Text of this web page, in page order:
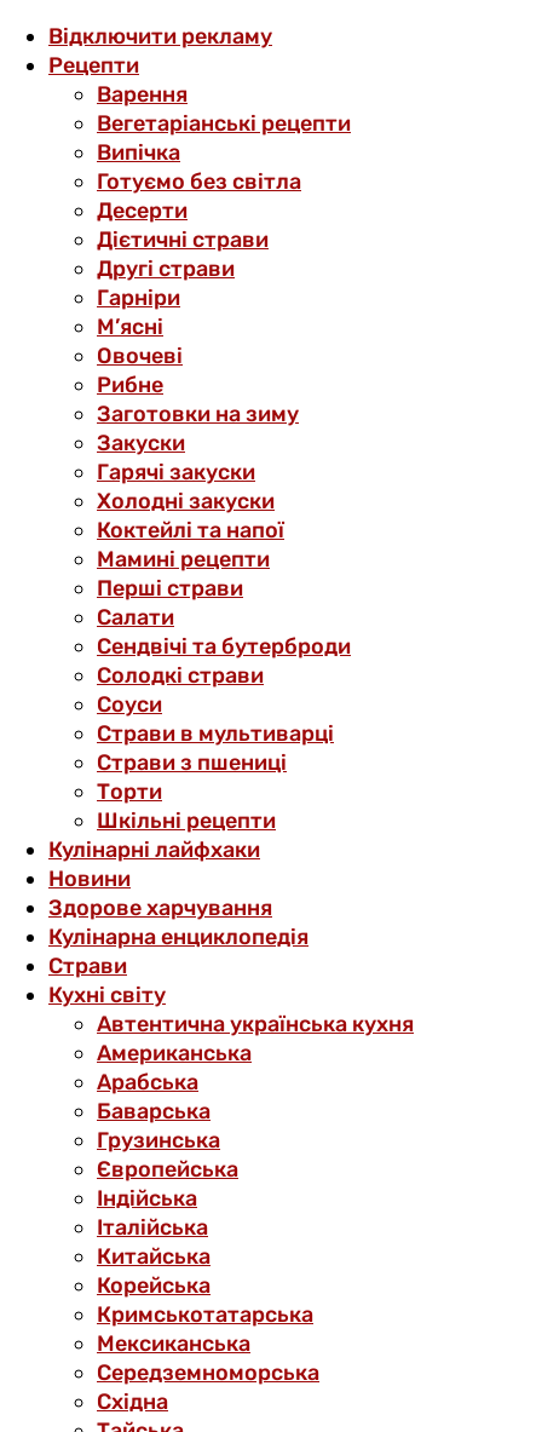
Відключити рекламу
Рецепти
Варення
Вегетаріанські рецепти
Випічка
Готуємо без світла
Десерти
Дієтичні страви
Другі страви
Гарніри
М’ясні
Овочеві
Рибне
Заготовки на зиму
Закуски
Гарячі закуски
Холодні закуски
Коктейлі та напої
Мамині рецепти
Перші страви
Салати
Сендвічі та бутерброди
Солодкі страви
Соуси
Страви в мультиварці
Страви з пшениці
Торти
Шкільні рецепти
Кулінарні лайфхаки
Новини
Здорове харчування
Кулінарна енциклопедія
Страви
Кухні світу
Автентична українська кухня
Американська
Арабська
Баварська
Грузинська
Європейська
Індійська
Італійська
Китайська
Корейська
Кримськотатарська
Мексиканська
Середземноморська
Східна